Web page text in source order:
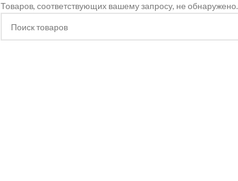
Товаров, соответствующих вашему запросу, не обнаружено.